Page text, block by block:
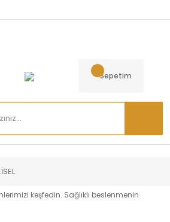
Sepetim
keşfedin. Sağlıklı beslenmenin